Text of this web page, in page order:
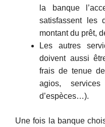
la banque
satisfassent les
montant du prêt,
Les autres
doivent aussi
frais de tenue
agios,
d’espèces…).
Une fois la banque